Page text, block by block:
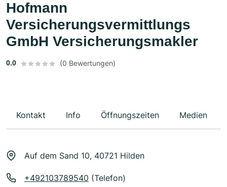
Hofmann
Versicherungsvermittlungs
GmbH Versicherungsmakler
0.0 (0 Bewertungen)
Kontakt Info Öffnungszeiten Medien
Auf dem Sand 10, 40721 Hilden
+492103789540 (Telefon)